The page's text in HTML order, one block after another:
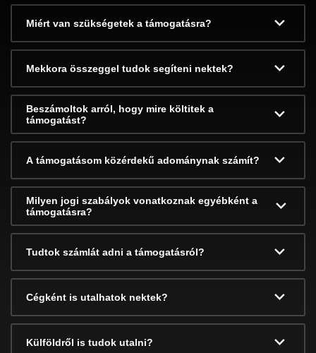
Miért van szükségetek a támogatásra?
Mekkora összeggel tudok segíteni nektek?
Beszámoltok arról, hogy mire költitek a
támogatást?
A támogatásom közérdekű adománynak számít?
Milyen jogi szabályok vonatkoznak egyébként a
támogatásra?
Tudtok számlát adni a támogatásról?
Cégként is utalhatok nektek?
Külföldről is tudok utalni?